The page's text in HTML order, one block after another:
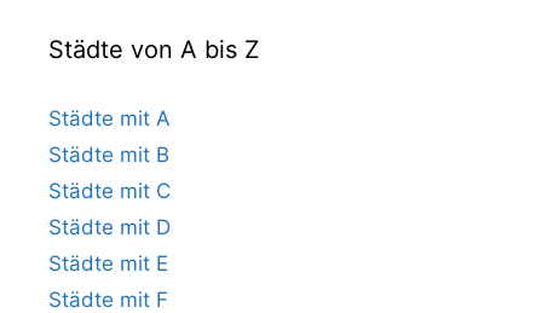
Städte von A bis Z
Städte mit A
Städte mit B
Städte mit C
Städte mit D
Städte mit E
Städte mit F